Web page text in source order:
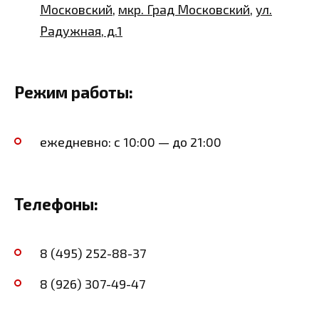
Московский, мкр. Град Московский, ул.
Радужная, д.1
Режим работы:
ежедневно: с 10:00 — до 21:00
Телефоны:
8 (495) 252-88-37
8 (926) 307-49-47